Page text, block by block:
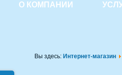
О КОМПАНИИ
Вы здесь: Интернет-магазин